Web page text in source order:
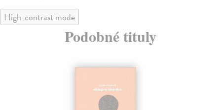
High-contrast mode
Podobné tituly